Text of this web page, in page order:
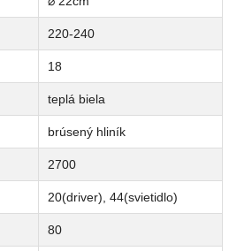
220-240
18
teplá biela
brúsený hliník
2700
20(driver), 44(svietidlo)
80